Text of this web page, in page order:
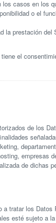
los casos en los
o el
la prestación del
el
de los
empresas
de dichas
a tratar los Datos
esté sujeto a